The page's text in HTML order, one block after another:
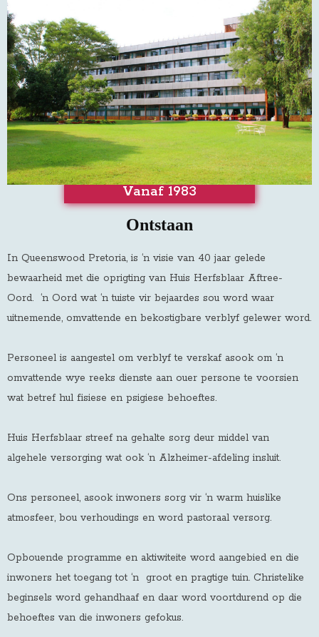
Vanaf 1983
Ontstaan
In Queenswood Pretoria, is ‘n visie van 40 jaar gelede
bewaarheid met die oprigting van Huis Herfsblaar Aftree-
Oord. ‘n Oord wat ‘n tuiste vir bejaardes sou word waar
uitnemende, omvattende en bekostigbare verblyf gelewer word.
Personeel is aangestel om verblyf te verskaf asook om ‘n
omvattende wye reeks dienste aan ouer persone te voorsien
wat betref hul fisiese en psigiese behoeftes.
Huis Herfsblaar streef na gehalte sorg deur middel van
algehele versorging wat ook ‘n Alzheimer-afdeling insluit.
Ons personeel, asook inwoners sorg vir ‘n warm huislike
atmosfeer, bou verhoudings en word pastoraal versorg.
Opbouende programme en aktiwiteite word aangebied en die
inwoners het toegang tot ‘n groot en pragtige tuin. Christelike
beginsels word gehandhaaf en daar word voortdurend op die
behoeftes van die inwoners gefokus.